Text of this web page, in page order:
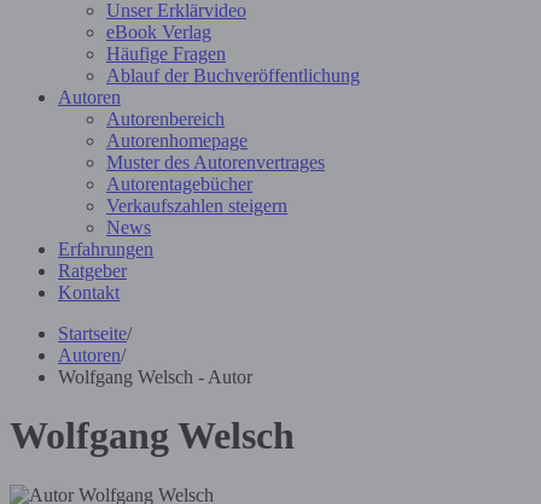
Unser Erklärvideo
eBook Verlag
Häufige Fragen
Ablauf der Buchveröffentlichung
Autoren
Autorenbereich
Autorenhomepage
Muster des Autorenvertrages
Autorentagebücher
Verkaufszahlen steigern
News
Erfahrungen
Ratgeber
Kontakt
Startseite/
Autoren/
Wolfgang Welsch - Autor
Wolfgang Welsch